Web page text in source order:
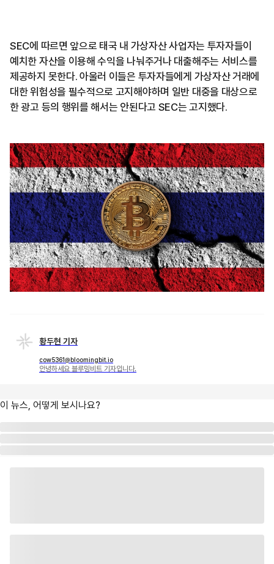
SEC에 따르면 앞으로 태국 내 가상자산 사업자는 투자자들이
예치한 자산을 이용해 수익을 나눠주거나 대출해주는 서비스를
제공하지 못한다. 아울러 이들은 투자자들에게 가상자산 거래에
대한 위험성을 필수적으로 고지해야하며 일반 대중을 대상으로
한 광고 등의 행위를 해서는 안된다고 SEC는 고지했다.
황두현 기자
cow5361@bloomingbit.io
안녕하세요 블루밍비트 기자입니다.
이 뉴스, 어떻게 보시나요?